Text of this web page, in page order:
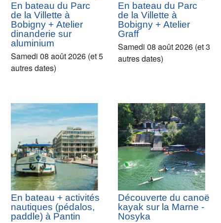
En bateau du Parc
de la Villette à
Bobigny + Atelier
dinanderie sur
aluminium
Samedi 08 août 2026 (et 5
autres dates)
En bateau du Parc
de la Villette à
Bobigny + Atelier
Graff
Samedi 08 août 2026 (et 3
autres dates)
En bateau + activités
nautiques (pédalos,
paddle) à Pantin
Découverte du canoë
kayak sur la Marne -
Nosyka